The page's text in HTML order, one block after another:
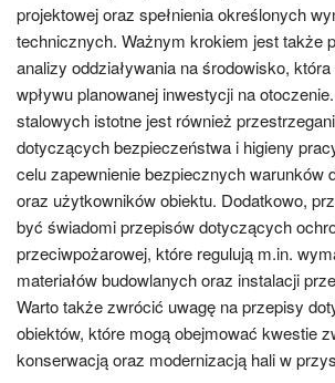
projektowej oraz spełnienia określonych
technicznych. Ważnym krokiem jest także
analizy oddziaływania na środowisko,
wpływu planowanej inwestycji na
stalowych istotne jest również
dotyczących bezpieczeństwa i higieny
celu zapewnienie bezpiecznych warunków
oraz użytkowników obiektu. Dodatkowo,
być świadomi przepisów dotyczących
przeciwpożarowej, które regulują m.in.
materiałów budowlanych oraz instalacji
Warto także zwrócić uwagę na przepisy
obiektów, które mogą obejmować kwestie
konserwacją oraz modernizacją hali w